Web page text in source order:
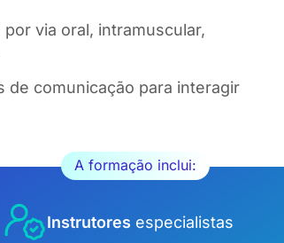
via oral, intramuscular,
de comunicação para interagir
A formação inclui:
Instrutores especialistas